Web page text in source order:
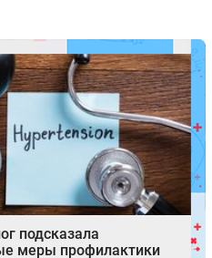
подсказала
меры профилактики